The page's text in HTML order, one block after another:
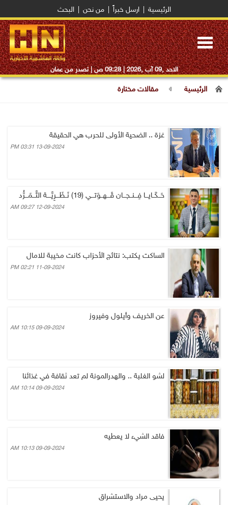
الرئيسية ارسل خبراً من نحن البحث
Toggle
navigation
الاحد ,09 آب ,2026 | 09:28 ص | تصدر من عمان
الرئيسية مقالات مختارة
غزة .. الضحية الأولى للحرب هي الحقيقة
13-09-2024 03:31 PM
حَــكَــايـــا فِـــنــجـــان قَـــهــوَتـــي (19) نَــظَـــرِيَّــــة التَّـــمَـــرُّد
12-09-2024 09:27 AM
الساكت يكتب: نتائج الأحزاب كانت مخيبة للامال
11-09-2024 02:21 PM
عن الخريف وأيلول وفيروز
09-09-2024 10:15 AM
لشو الغلبة .. والهدرالمونة لم تعد ثقافة في غذائنا
09-09-2024 10:14 AM
فاقد الشيء لا يعطيه
09-09-2024 10:13 AM
يحيى مراد والاستشراق